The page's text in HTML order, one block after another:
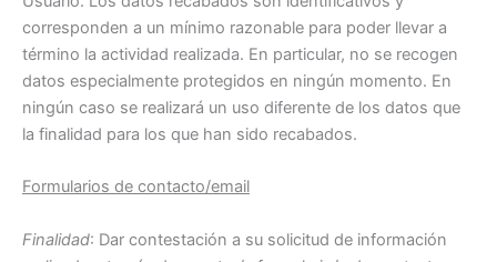
corresponden a un mínimo razonable para poder llevar a
término la actividad realizada. En particular, no se recogen
datos especialmente protegidos en ningún momento. En
ningún caso se realizará un uso diferente de los datos que
la finalidad para los que han sido recabados.
Formularios de contacto/email
Finalidad: Dar contestación a su solicitud de información